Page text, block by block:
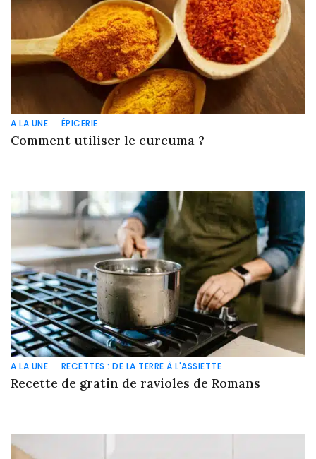
A LA UNE ÉPICERIE
Comment utiliser le curcuma ?
A LA UNE RECETTES : DE LA TERRE À L'ASSIETTE
Recette de gratin de ravioles de Romans